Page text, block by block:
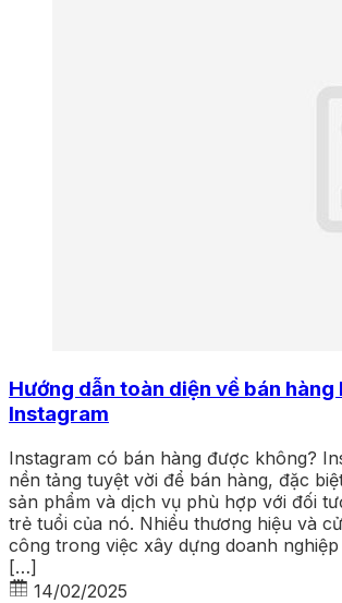
Hướng dẫn toàn diện về bán hàng
Instagram
Instagram có bán hàng được không?
nền tảng tuyệt vời để bán hàng, đặc
sản phẩm và dịch vụ phù hợp với đối
trẻ tuổi của nó. Nhiều thương hiệu và
công trong việc xây dựng doanh
[…]
14/02/2025